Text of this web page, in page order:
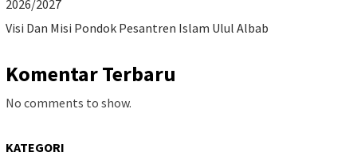
2026/2027
Visi Dan Misi Pondok Pesantren Islam Ulul Albab
Komentar Terbaru
No comments to show.
KATEGORI